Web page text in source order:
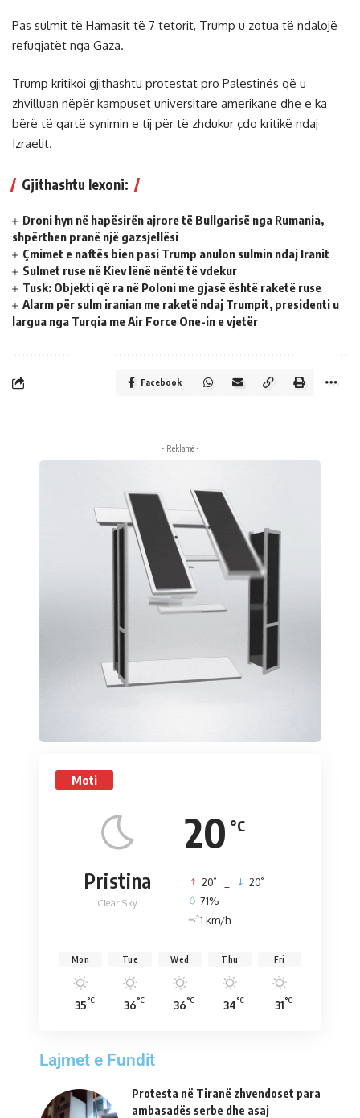
Pas sulmit të Hamasit të 7 tetorit, Trump u zotua të ndalojë
refugjatët nga Gaza.
Trump kritikoi gjithashtu protestat pro Palestinës që u
zhvilluan nëpër kampuset universitare amerikane dhe e ka
bërë të qartë synimin e tij për të zhdukur çdo kritikë ndaj
Izraelit.
Gjithashtu lexoni:
Droni hyn në hapësirën ajrore të Bullgarisë nga Rumania,
shpërthen pranë një gazsjellësi
Çmimet e naftës bien pasi Trump anulon sulmin ndaj Iranit
Sulmet ruse në Kiev lënë nëntë të vdekur
Tusk: Objekti që ra në Poloni me gjasë është raketë ruse
Alarm për sulm iranian me raketë ndaj Trumpit, presidenti u
largua nga Turqia me Air Force One-in e vjetër
Facebook
- Reklamë -
Moti
20 °C
Pristina
Clear Sky
20° 20°
71%
1 km/h
Mon
35°C
Tue
36°C
Wed
36°C
Thu
34°C
Fri
31°C
Lajmet e Fundit
Protesta në Tiranë zhvendoset para
ambasadës serbe dhe asaj